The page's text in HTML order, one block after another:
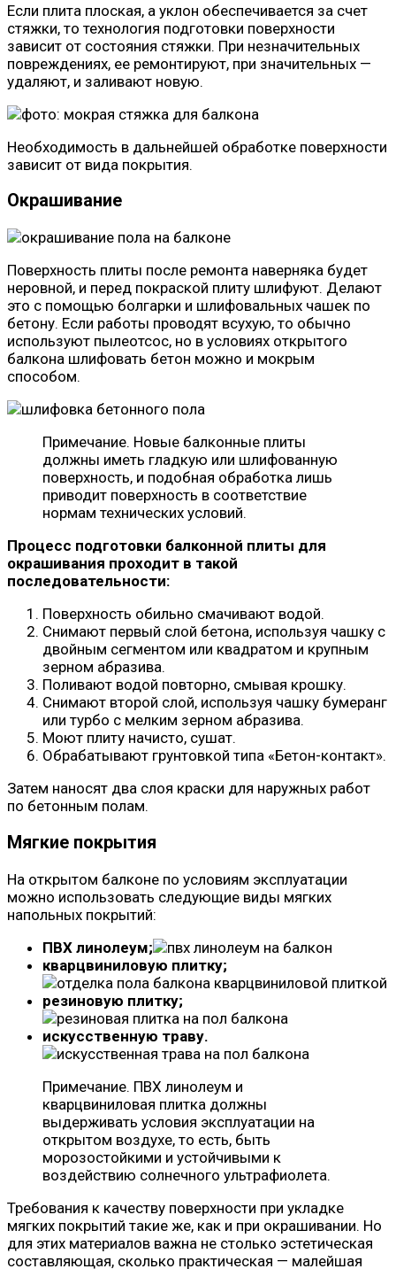
Если плита плоская, а уклон обеспечивается за счет
стяжки, то технология подготовки поверхности
зависит от состояния стяжки. При незначительных
повреждениях, ее ремонтируют, при значительных —
удаляют, и заливают новую.
Необходимость в дальнейшей обработке поверхности
зависит от вида покрытия.
Окрашивание
Поверхность плиты после ремонта наверняка будет
неровной, и перед покраской плиту шлифуют. Делают
это с помощью болгарки и шлифовальных чашек по
бетону. Если работы проводят всухую, то обычно
используют пылеотсос, но в условиях открытого
балкона шлифовать бетон можно и мокрым
способом.
Примечание. Новые балконные плиты
должны иметь гладкую или шлифованную
поверхность, и подобная обработка лишь
приводит поверхность в соответствие
нормам технических условий.
Процесс подготовки балконной плиты для
окрашивания проходит в такой
последовательности:
Поверхность обильно смачивают водой.
Снимают первый слой бетона, используя чашку с
двойным сегментом или квадратом и крупным
зерном абразива.
Поливают водой повторно, смывая крошку.
Снимают второй слой, используя чашку бумеранг
или турбо с мелким зерном абразива.
Моют плиту начисто, сушат.
Обрабатывают грунтовкой типа «Бетон-контакт».
Затем наносят два слоя краски для наружных работ
по бетонным полам.
Мягкие покрытия
На открытом балконе по условиям эксплуатации
можно использовать следующие виды мягких
напольных покрытий:
ПВХ линолеум;
кварцвиниловую плитку;
резиновую плитку;
искусственную траву.
Примечание. ПВХ линолеум и
кварцвиниловая плитка должны
выдерживать условия эксплуатации на
открытом воздухе, то есть, быть
морозостойкими и устойчивыми к
воздействию солнечного ультрафиолета.
Требования к качеству поверхности при укладке
мягких покрытий такие же, как и при окрашивании. Но
для этих материалов важна не столько эстетическая
составляющая, сколько практическая — малейшая